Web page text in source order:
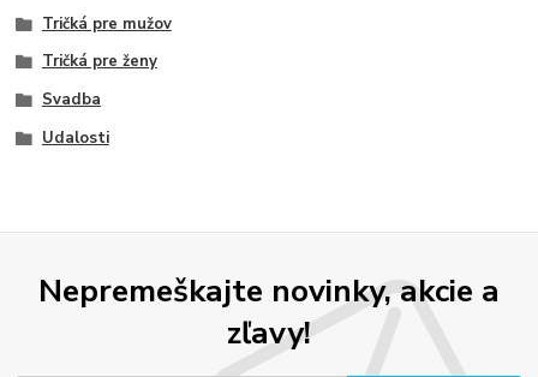
Tričká pre mužov
Tričká pre ženy
Svadba
Udalosti
Nepremeškajte novinky, akcie a
zľavy!